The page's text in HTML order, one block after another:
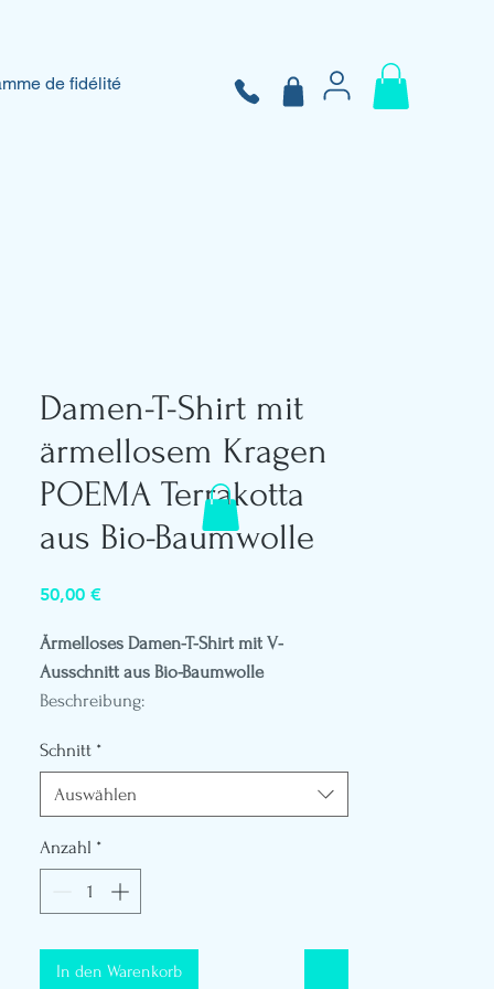
de fidélité
Damen-T-Shirt mit
ärmellosem Kragen
POEMA Terrakotta
aus Bio-Baumwolle
50,00 €Preis
Ärmelloses Damen-T-Shirt mit V-
Ausschnitt aus Bio-Baumwolle
Beschreibung:
- V-Ausschnitt
- Ärmellos
- Logo-Patch aus pflanzlichem Leder auf
der Rückseite der Schulter
- Flüssige Baumwolle
- Polynesisches Flaggenetikett
Schnitt *
Auswählen
Anzahl *
In den Warenkorb